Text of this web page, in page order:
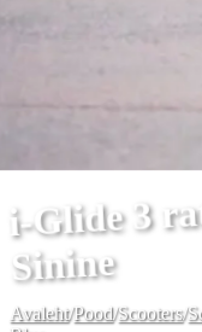
i-Glide 3
Sinine
Avaleht/Pood/Scooters/